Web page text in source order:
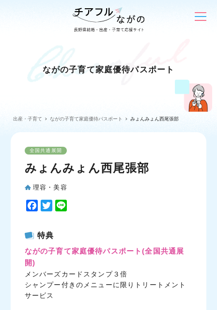
ながの子育て家庭優待パスポート
出産・子育て ながの子育て家庭優待パスポート みょんみょん西尾張部
全国共通展開
みょんみょん西尾張部
理容・美容
F
e
b
o
k
T
t
t
r
特典
ながの子育て家庭優待パスポート(全国共通展
開)
メンバーズカードスタンプ３倍
シャンプー付きのメニューに限りトリートメント
サービス